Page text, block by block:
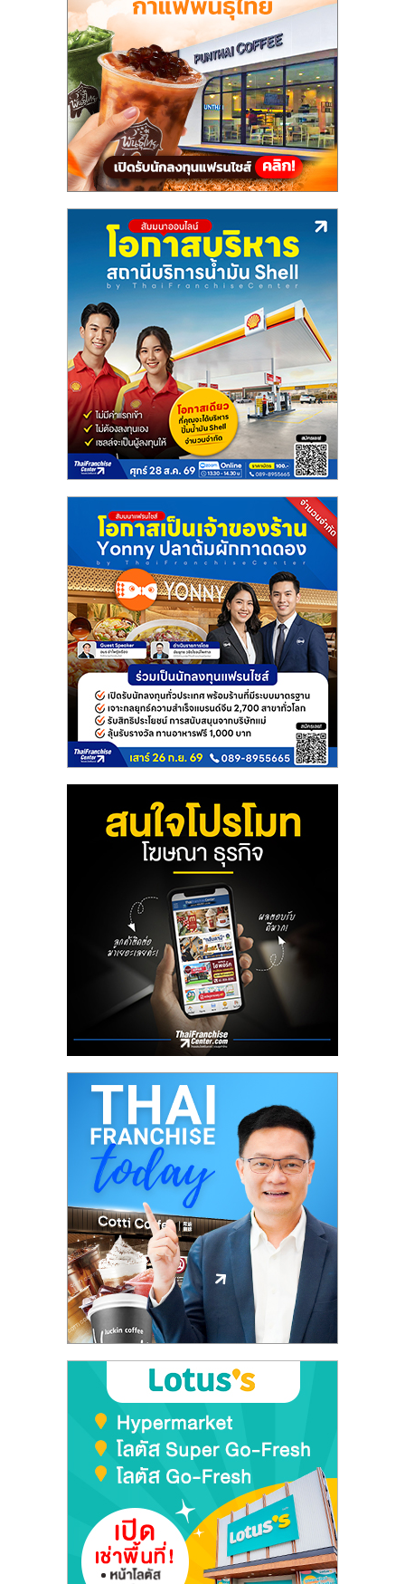
ไชส์,
รวม
แฟ
ไชส์
ขาย
แฟ
ไชส์
ไชส์
ขาย
บ้าน
ลงทุน
ปรึกษา
ลงทุน
และ
ขยาย
ไชส์,